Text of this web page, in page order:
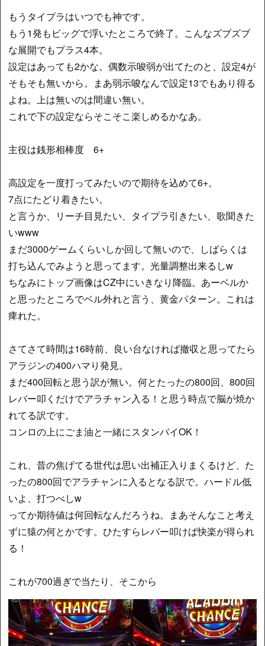
もうタイプラはいつでも神です。
もう1発もビッグで浮いたところで終了。こんなズブズブ
な展開でもプラス4本。
設定はあっても2かな。偶数示唆弱が出てたのと、設定4が
そもそも無いから。まあ弱示唆なんで設定13でもあり得る
よね。上は無いのは間違い無い。
これで下の設定ならそこそこ楽しめるかなあ。
主役は銭形相棒度 6+
高設定を一度打ってみたいので期待を込めて6+。
7点にたどり着きたい。
と言うか、リーチ目見たい、タイプラ引きたい、歌聞きた
いwww
まだ3000ゲームくらいしか回して無いので、しばらくは
打ち込んでみようと思ってます。光量調整出来るしw
ちなみにトップ画像はCZ中にいきなり降臨。あーベルか
と思ったところでベル外れと言う、黄金パターン。これは
痺れた。
さてさて時間は16時前、良い台なければ撤収と思ってたら
アラジンの400ハマり発見。
まだ400回転と思う訳が無い。何とたったの800回、800回
レバー叩くだけでアラチャン入る！と思う時点で脳が焼か
れてる訳です。
コンロの上にごま油と一緒にスタンバイOK！
これ、昔の焦げてる世代は思い出補正入りまくるけど、た
ったの800回でアラチャンに入るとなる訳で。ハードル低
いよ、打つべしw
ってか期待値は何回転なんだろうね。まあそんなこと考え
ずに猿の何とかです。ひたすらレバー叩けば快楽が得られ
る！
これが700過ぎで当たり、そこから